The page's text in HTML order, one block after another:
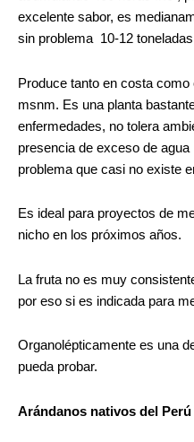
excelente sabor, es
sin problema 10-12
Produce tanto en costa
msnm. Es una planta
enfermedades, no tolera
presencia de exceso de
problema que casi no existe
Es ideal para proyectos de
nicho en los próximos años.
La fruta no es muy
por eso si es indicada para
Organolépticamente es una
pueda probar.
Arándanos nativos del Perú